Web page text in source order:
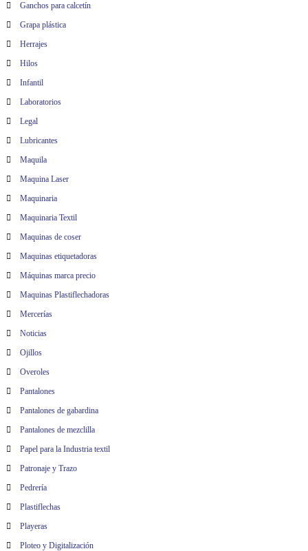
Ganchos para calcetín
Grapa plástica
Herrajes
Hilos
Infantil
Laboratorios
Legal
Lubricantes
Maquila
Maquina Laser
Maquinaria
Maquinaria Textil
Maquinas de coser
Maquinas etiquetadoras
Máquinas marca precio
Maquinas Plastiflechadoras
Mercerías
Noticias
Ojillos
Overoles
Pantalones
Pantalones de gabardina
Pantalones de mezclilla
Papel para la Industria textil
Patronaje y Trazo
Pedrería
Plastiflechas
Playeras
Ploteo y Digitalización